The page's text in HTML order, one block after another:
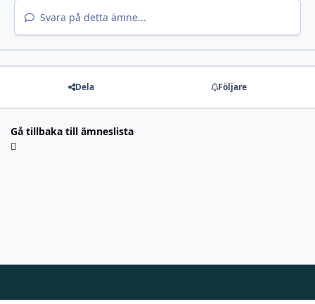
Svara på detta ämne...
Dela Följare
Gå tillbaka till ämneslista